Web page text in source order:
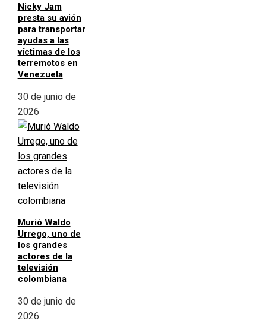
Nicky Jam
presta su avión
para transportar
ayudas a las
víctimas de los
terremotos en
Venezuela
30 de junio de
2026
Murió Waldo
Urrego, uno de
los grandes
actores de la
televisión
colombiana
30 de junio de
2026